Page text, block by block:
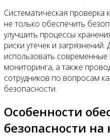
Систематическая проверка
не только обеспечить
улучшить процессы
риски утечек и
использовать современные
мониторинга, а также
сотрудников по вопросам
безопасности.
Особенности
безопасности на